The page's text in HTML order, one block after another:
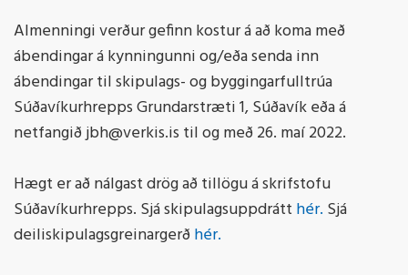
Almenningi verður gefinn kostur á að koma með
ábendingar á kynningunni og/eða senda inn
ábendingar til skipulags- og byggingarfulltrúa
Súðavíkurhrepps Grundarstræti 1, Súðavík eða á
netfangið jbh@verkis.is til og með 26. maí 2022.
Hægt er að nálgast drög að tillögu á skrifstofu
Súðavíkurhrepps. Sjá skipulagsuppdrátt hér. Sjá
deiliskipulagsgreinargerðhér.